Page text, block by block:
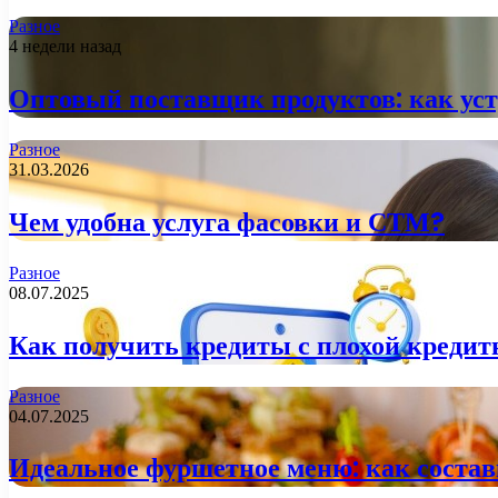
Разное
4 недели назад
Оптовый поставщик продуктов: как
Разное
31.03.2026
Чем удобна услуга фасовки и СТМ?
Разное
08.07.2025
Как получить кредиты с плохой
Разное
04.07.2025
Идеальное фуршетное меню: как